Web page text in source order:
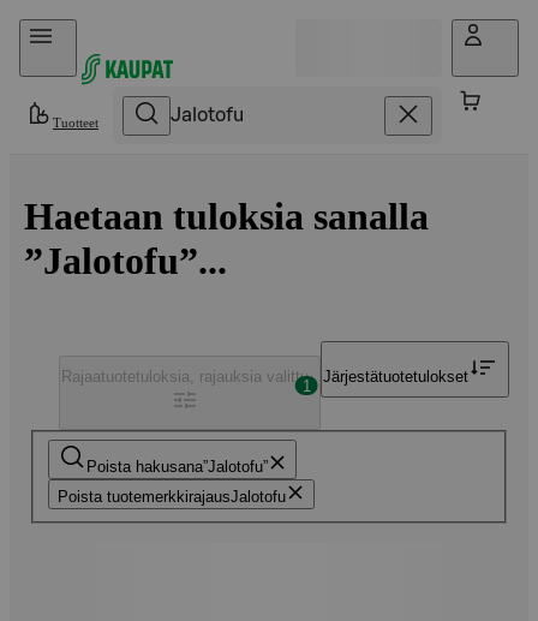
Hyppää sisältöön
Tuotteet
Haetaan tuloksia sanalla
”Jalotofu”...
Poista hakusana Jalotofu
Poista tuotemerkkirajausJalotofu
Rajaatuotetuloksia, rajauksia valittu
1
Järjestätuotetulokset